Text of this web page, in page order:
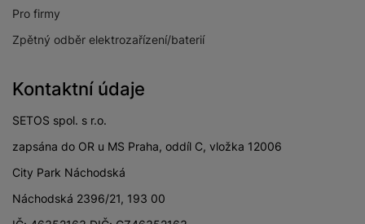
Pro firmy
Zpětný odběr elektrozařízení/baterií
Kontaktní údaje
SETOS spol. s r.o.
zapsána do OR u MS Praha, oddíl C, vložka 12006
City Park Náchodská
Náchodská 2396/21, 193 00